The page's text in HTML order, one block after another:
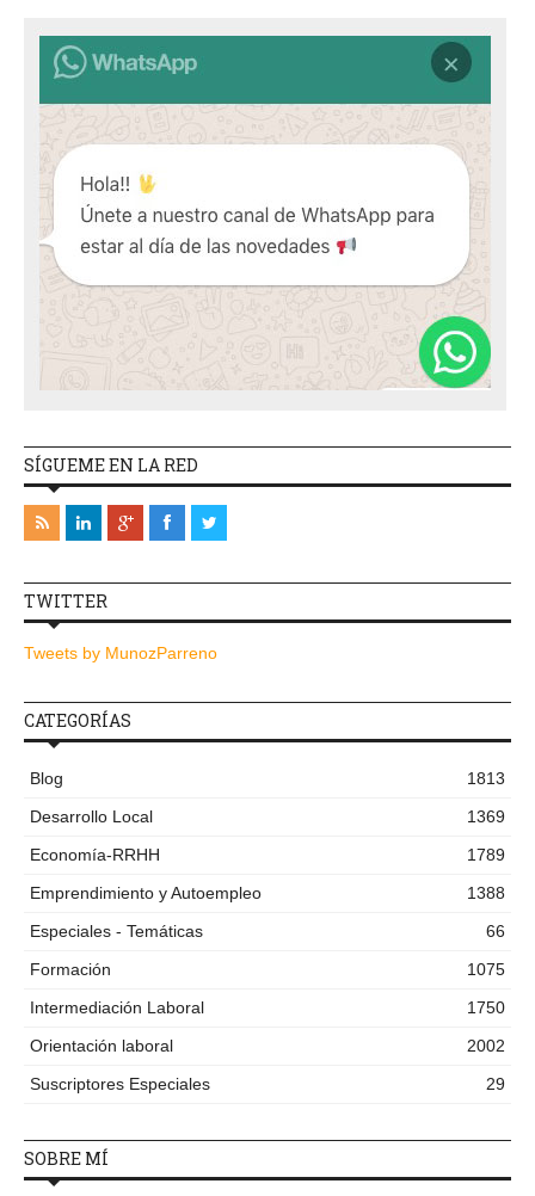
SÍGUEME EN LA RED
TWITTER
Tweets by MunozParreno
CATEGORÍAS
Blog
1813
Desarrollo Local
1369
Economía-RRHH
1789
Emprendimiento y Autoempleo
1388
Especiales - Temáticas
66
Formación
1075
Intermediación Laboral
1750
Orientación laboral
2002
Suscriptores Especiales
29
SOBRE MÍ